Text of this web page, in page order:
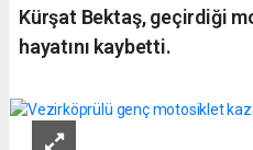
Kürşat Bektaş, geçirdiği
hayatını kaybetti.